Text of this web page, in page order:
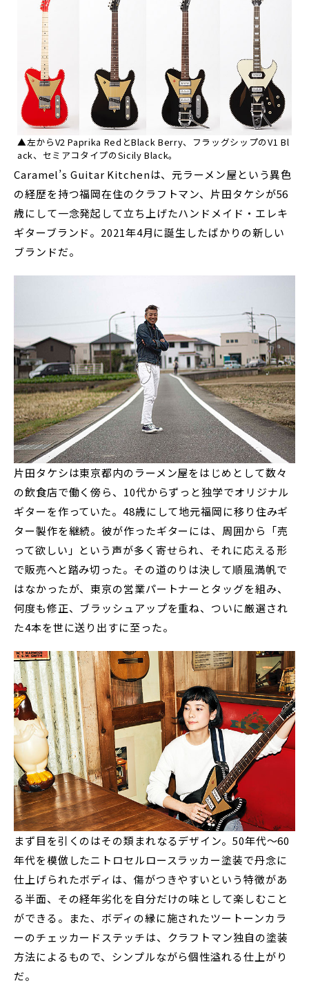
▲左からV2 Paprika RedとBlack Berry、フラッグシップのV1 Bl
ack、セミアコタイプのSicily Black。
Caramel’s Guitar Kitchenは、元ラーメン屋という異色
の経歴を持つ福岡在住のクラフトマン、片田タケシが56
歳にして一念発起して立ち上げたハンドメイド・エレキ
ギターブランド。2021年4月に誕生したばかりの新しい
ブランドだ。
片田タケシは東京都内のラーメン屋をはじめとして数々
の飲食店で働く傍ら、10代からずっと独学でオリジナル
ギターを作っていた。48歳にして地元福岡に移り住みギ
ター製作を継続。彼が作ったギターには、周囲から「売
って欲しい」という声が多く寄せられ、それに応える形
で販売へと踏み切った。その道のりは決して順風満帆で
はなかったが、東京の営業パートナーとタッグを組み、
何度も修正、ブラッシュアップを重ね、ついに厳選され
た4本を世に送り出すに至った。
まず目を引くのはその類まれなるデザイン。50年代～60
年代を模倣したニトロセルロースラッカー塗装で丹念に
仕上げられたボディは、傷がつきやすいという特徴があ
る半面、その経年劣化を自分だけの味として楽しむこと
ができる。また、ボディの縁に施されたツートーンカラ
ーのチェッカードステッチは、クラフトマン独自の塗装
方法によるもので、シンプルながら個性溢れる仕上がり
だ。